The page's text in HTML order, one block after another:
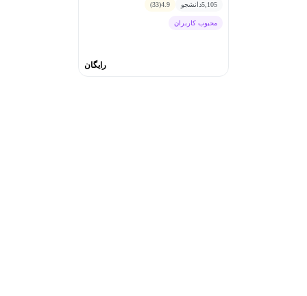
5,105دانشجو 4.9
(33)
محبوب کاربران
رایگان